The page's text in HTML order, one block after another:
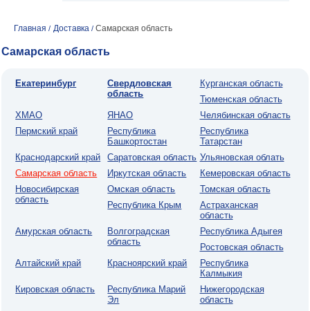
Главная / Доставка / Самарская область
Самарская область
Екатеринбург
Свердловская
область
Курганская область
Тюменская область
ХМАО
ЯНАО
Челябинская область
Пермский край
Республика
Башкортостан
Республика
Татарстан
Краснодарский край
Саратовская область Ульяновская облать
Самарская область
Иркутская область
Кемеровская область
Новосибирская
область
Омская область
Томская область
Республика Крым
Астраханская
область
Амурская область
Волгоградская
область
Республика Адыгея
Ростовская область
Алтайский край
Красноярский край
Республика
Калмыкия
Кировская область
Республика Марий
Эл
Нижегородская
область